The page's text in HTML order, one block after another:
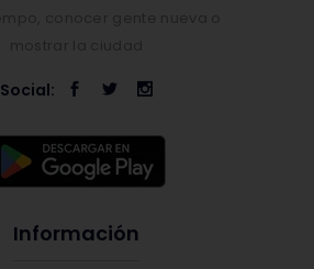
Social:
Información